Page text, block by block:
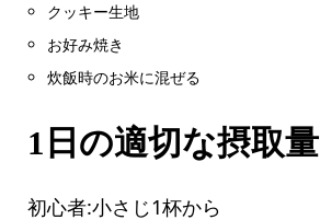
クッキー生地
お好み焼き
炊飯時のお米に混ぜる
1日の適切な摂取量
初心者:小さじ1杯から